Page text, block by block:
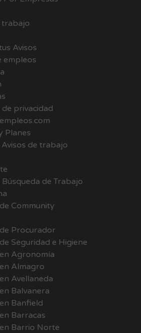
trabajo
Avisos
empleos
de privacidad
Planes
de trabajo
Búsqueda de Trabajo
Community
Procurador
Seguridad e Higiene
Agronomía
Almagro
Avellaneda
Balvanera
Banfield
Barracas
Barrio Norte